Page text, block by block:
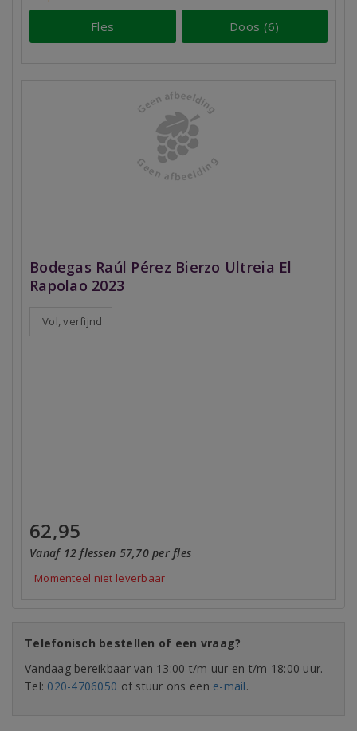
Fles Doos (6)
Bodegas Raúl Pérez Bierzo Ultreia El
Rapolao 2023
Vol, verfijnd
62,95
Vanaf 12 flessen 57,70 per fles
Momenteel niet leverbaar
Telefonisch bestellen of een vraag?
Vandaag bereikbaar van 13:00 t/m uur en t/m 18:00 uur.
Tel: 020-4706050 of stuur ons een e-mail.